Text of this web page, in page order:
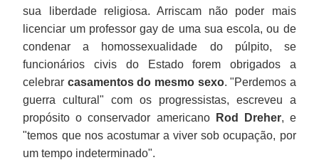
sua liberdade religiosa. Arriscam não poder mais
licenciar um professor gay de uma sua escola, ou de
condenar a homossexualidade do púlpito, se
funcionários civis do Estado forem obrigados a
celebrar casamentos do mesmo sexo. "Perdemos a
guerra cultural" com os progressistas, escreveu a
propósito o conservador americano
Rod Dreher, e
"temos que nos acostumar a viver sob ocupação, por
um tempo indeterminado".